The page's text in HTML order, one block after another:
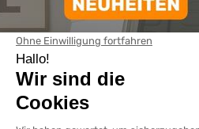
Montag bis Freitag 9:00-12:00
KONTAKTIEREN